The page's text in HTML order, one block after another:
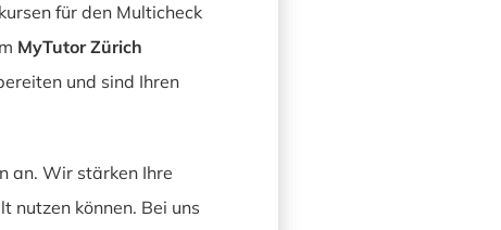
für den Multicheck
MyTutor Zürich
und sind Ihren
an. Wir stärken Ihre
nutzen können. Bei uns